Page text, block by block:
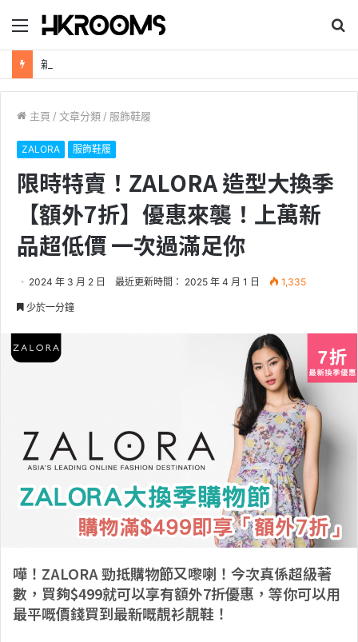
目
錄
尋
主頁 / 文章分類 / 服飾鞋履
ZALORA 服飾鞋履
限時特賣！ZALORA 造型大換季
【額外7折】優惠來襲！上萬新
品超低價 一次過滿足你
2024 年 3 月 2 日 最近更新時間： 2025 年 4 月 1 日 1,335
少於一分鐘
嘩！ZALORA 勁抵購物節又嚟喇！今次真係超級著
數，買夠$499就可以享有額外7折優惠，等你可以用
最平嘅價錢買到最新嘅靚衫靚鞋！